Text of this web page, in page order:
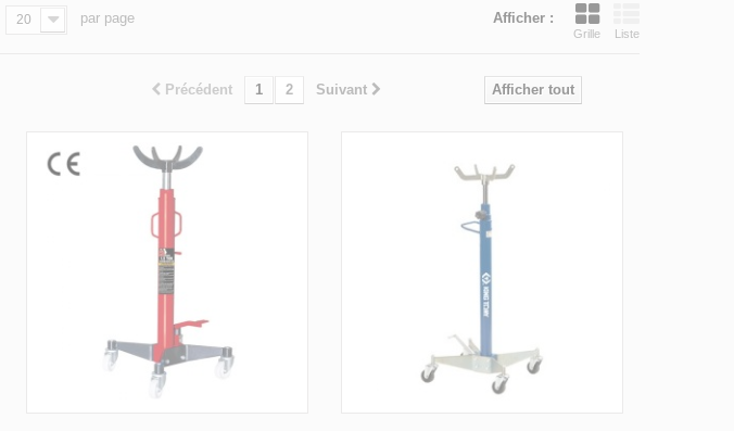
Afficher :
Grille Liste
20 par page
Afficher tout
Précédent 1 2 Suivant